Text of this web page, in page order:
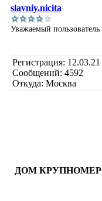
slavniy.nicita
Уважаемый пользователь
Регистрация: 12.03.21
Сообщений: 4592
Откуда: Москва
ДОМ